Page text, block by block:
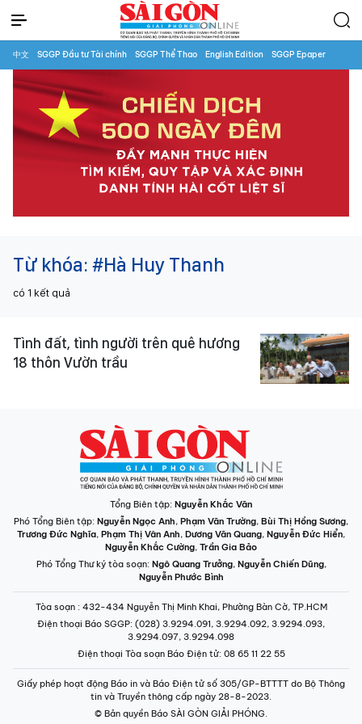
中文 SGGP Đầu tư Tài chính SGGP Thể Thao English Edition SGGP Epaper
Từ khóa: #Hà Huy Thanh
có 1 kết quả
Tình đất, tình người trên quê hương
18 thôn Vườn trầu
Tổng Biên tập: Nguyễn Khắc Văn
Phó Tổng Biên tập: Nguyễn Ngọc Anh, Phạm Văn Trường, Bùi Thị Hồng Sương,
Trương Đức Nghĩa, Phạm Thị Vân Anh, Dương Văn Quang, Nguyễn Đức Hiển,
Nguyễn Khắc Cường, Trần Gia Bảo
Phó Tổng Thư ký tòa soạn: Ngô Quang Trưởng, Nguyễn Chiến Dũng,
Nguyễn Phước Bình
Tòa soạn : 432-434 Nguyễn Thị Minh Khai, Phường Bàn Cờ, TP.HCM
Điện thoại Báo SGGP: (028) 3.9294.091, 3.9294.092, 3.9294.093,
3.9294.097, 3.9294.098
Điện thoại Tòa soạn Báo Điện tử: 08 65 11 22 55
Giấy phép hoạt động Báo in và Báo Điện tử số 305/GP-BTTTT do Bộ Thông
tin và Truyền thông cấp ngày 28-8-2023.
© Bản quyền Báo SÀI GÒN GIẢI PHÓNG.